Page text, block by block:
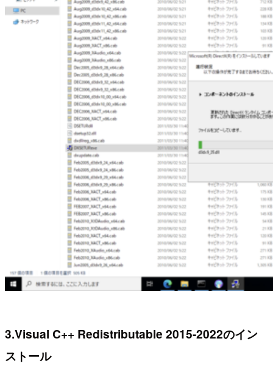
3.Visual C++ Redistributable 2015-2022のイン
ストール